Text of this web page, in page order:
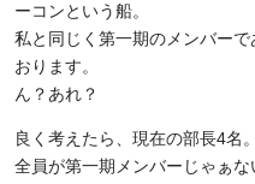
ーコンという船。
私と同じく第一期のメンバー
おります。
ん？あれ？
良く考えたら、現在の部長4名。
全員が第一期メンバーじゃぁな